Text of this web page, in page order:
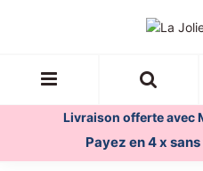
Livraison offerte avec
Payez en 4 x